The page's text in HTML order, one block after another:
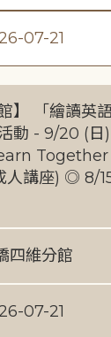
07-21
】 「繪讀英
動 - 9/20 (日
Together
人講座) ◎ 8/
四維分館
07-21